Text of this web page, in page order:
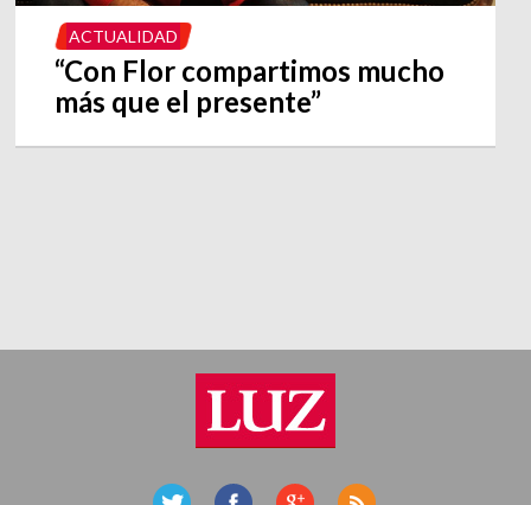
ACTUALIDAD
“Con Flor compartimos mucho
más que el presente”